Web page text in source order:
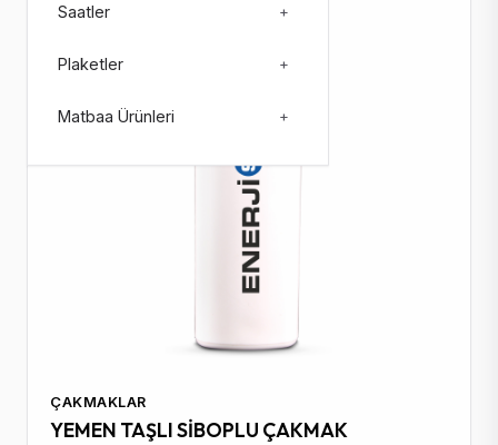
Saatler +
Plaketler +
Matbaa Ürünleri +
ÇAKMAKLAR
YEMEN TAŞLI SİBOPLU ÇAKMAK